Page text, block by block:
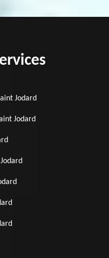
Jodard
Jodard